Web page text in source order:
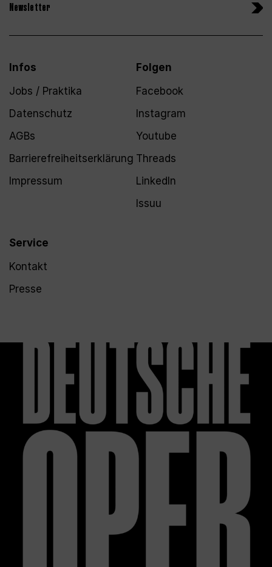
Newsletter
Infos
Jobs / Praktika
Datenschutz
AGBs
Barrierefreiheitserklärung
Impressum
Service
Kontakt
Presse
Folgen
Facebook
Instagram
Youtube
Threads
LinkedIn
Issuu